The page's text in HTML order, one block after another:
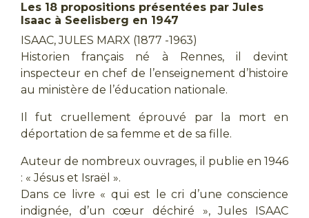
Les 18 propositions présentées par Jules
Isaac à Seelisberg en 1947
ISAAC, JULES MARX (1877 -1963)
Historien français né à Rennes, il devint
inspecteur en chef de l’enseignement d’histoire
au ministère de l’éducation nationale.
Il fut cruellement éprouvé par la mort en
déportation de sa femme et de sa fille.
Auteur de nombreux ouvrages, il publie en 1946
: « Jésus et Israël ».
Dans ce livre « qui est le cri d’une conscience
indignée, d’un cœur déchiré », Jules ISAAC